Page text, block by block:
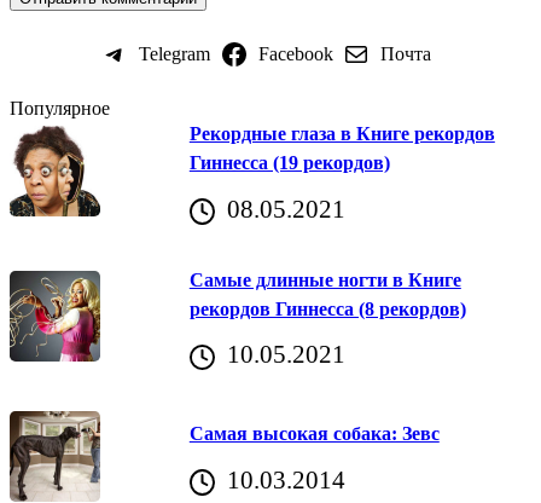
Telegram Facebook Почта
Популярное
Рекордные глаза в Книге рекордов
Гиннесса (19 рекордов)
08.05.2021
Самые длинные ногти в Книге
рекордов Гиннесса (8 рекордов)
10.05.2021
Самая высокая собака: Зевс
10.03.2014